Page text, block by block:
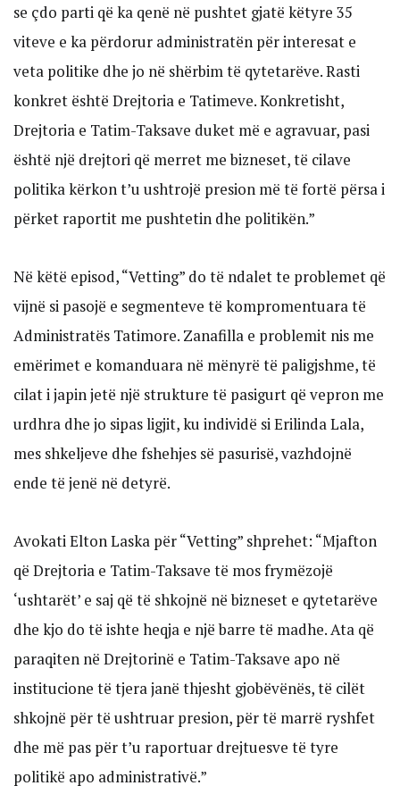
se çdo parti që ka qenë në pushtet gjatë këtyre 35
viteve e ka përdorur administratën për interesat e
veta politike dhe jo në shërbim të qytetarëve. Rasti
konkret është Drejtoria e Tatimeve. Konkretisht,
Drejtoria e Tatim-Taksave duket më e agravuar, pasi
është një drejtori që merret me bizneset, të cilave
politika kërkon t’u ushtrojë presion më të fortë përsa i
përket raportit me pushtetin dhe politikën.”
Në këtë episod, “Vetting” do të ndalet te problemet që
vijnë si pasojë e segmenteve të kompromentuara të
Administratës Tatimore. Zanafilla e problemit nis me
emërimet e komanduara në mënyrë të paligjshme, të
cilat i japin jetë një strukture të pasigurt që vepron me
urdhra dhe jo sipas ligjit, ku individë si Erilinda Lala,
mes shkeljeve dhe fshehjes së pasurisë, vazhdojnë
ende të jenë në detyrë.
Avokati Elton Laska për “Vetting” shprehet: “Mjafton
që Drejtoria e Tatim-Taksave të mos frymëzojë
‘ushtarët’ e saj që të shkojnë në bizneset e qytetarëve
dhe kjo do të ishte heqja e një barre të madhe. Ata që
paraqiten në Drejtorinë e Tatim-Taksave apo në
institucione të tjera janë thjesht gjobëvënës, të cilët
shkojnë për të ushtruar presion, për të marrë ryshfet
dhe më pas për t’u raportuar drejtuesve të tyre
politikë apo administrativë.”